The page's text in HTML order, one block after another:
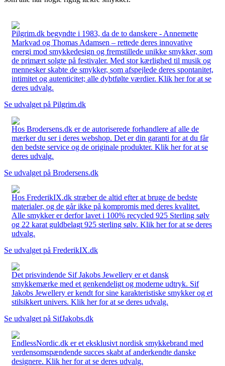
Pilgrim.dk begyndte i 1983, da de to danskere - Annemette
Markvad og Thomas Adamsen – rettede deres innovative
energi mod smykkedesign og fremstillede unikke smykker, som
de primært solgte på festivaler. Med stor kærlighed til musik og
mennesker skabte de smykker, som afspejlede deres spontanitet,
intimitet og autenticitet; alle dybtfølte værdier. Klik her for at se
deres udvalg.
Se udvalget på Pilgrim.dk
Hos Brodersens.dk er de autoriserede forhandlere af alle de
mærker du ser i deres webshop. Det er din garanti for at du får
den bedste service og de originale produkter. Klik her for at se
deres udvalg.
Se udvalget på Brodersens.dk
Hos FrederikIX.dk stræber de altid efter at bruge de bedste
materialer, og de går ikke på kompromis med deres kvalitet.
Alle smykker er derfor lavet i 100% recycled 925 Sterling sølv
og 22 karat guldbelagt 925 sterling sølv. Klik her for at se deres
udvalg.
Se udvalget på FrederikIX.dk
Det prisvindende Sif Jakobs Jewellery er et dansk
smykkemærke med et genkendeligt og moderne udtryk. Sif
Jakobs Jewellery er kendt for sine karakteristiske smykker og et
stilsikkert univers. Klik her for at se deres udvalg.
Se udvalget på SifJakobs.dk
EndlessNordic.dk er et eksklusivt nordisk smykkebrand med
verdensomspændende succes skabt af anderkendte danske
designere. Klik her for at se deres udvalg.